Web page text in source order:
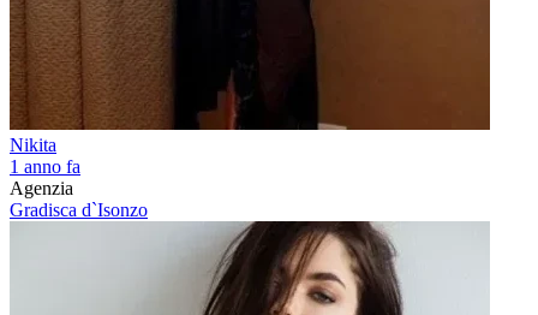
Nikita
1 anno fa
Agenzia
Gradisca d`Isonzo